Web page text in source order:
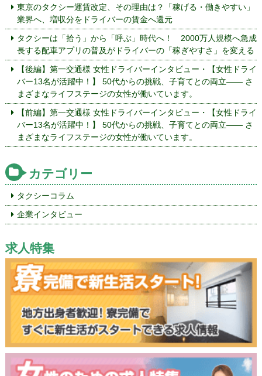
東京のタクシー運賃改定、その理由は？「稼げる・働きやすい」
業界へ、増収分をドライバーの賃金へ還元
タクシーは「拾う」から「呼ぶ」時代へ！ 2000万人規模へ急成
長する配車アプリの普及がドライバーの「稼ぎやすさ」を変える
【後編】第一交通様 女性ドライバーインタビュー・【女性ドライ
バー13名が活躍中！】 50代からの挑戦、子育てとの両立—— さ
まざまなライフステージの女性が働いています。
【前編】第一交通様 女性ドライバーインタビュー・【女性ドライ
バー13名が活躍中！】 50代からの挑戦、子育てとの両立—— さ
まざまなライフステージの女性が働いています。
カテゴリー
タクシーコラム
企業インタビュー
求人特集